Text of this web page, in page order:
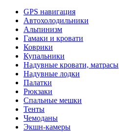
GPS навигация
Автохолодильники
Альпинизм
Гамаки и кровати
Коврики
Купальники
Надувные кровати, матрасы
Надувные лодки
Палатки
Рюкзаки
Спальные мешки
Тенты
Чемоданы
Экшн-камеры